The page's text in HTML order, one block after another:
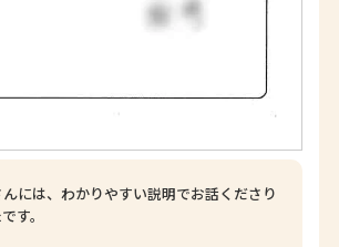
んには、わかりやすい説明でお話くださり
す。